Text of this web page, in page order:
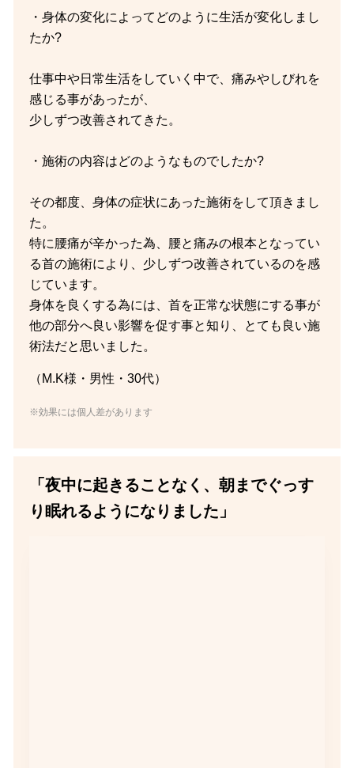
・身体の変化によってどのように生活が変化しまし
たか?
仕事中や日常生活をしていく中で、痛みやしびれを
感じる事があったが、
少しずつ改善されてきた。
・施術の内容はどのようなものでしたか?
その都度、身体の症状にあった施術をして頂きまし
た。
特に腰痛が辛かった為、腰と痛みの根本となってい
る首の施術により、少しずつ改善されているのを感
じています。
身体を良くする為には、首を正常な状態にする事が
他の部分へ良い影響を促す事と知り、とても良い施
術法だと思いました。
（M.K様・男性・30代）
※効果には個人差があります
「夜中に起きることなく、朝までぐっす
り眠れるようになりました」